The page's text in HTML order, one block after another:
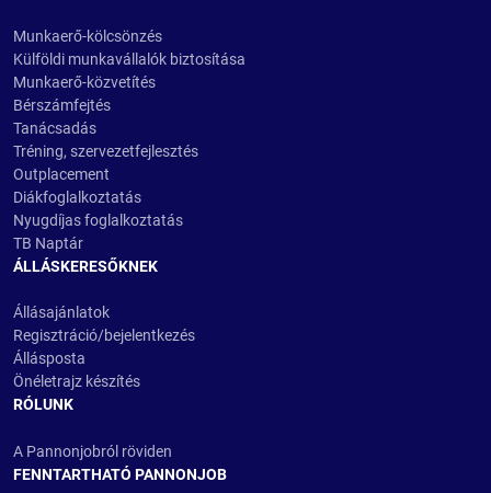
Munkaerő-kölcsönzés
Külföldi munkavállalók biztosítása
Munkaerő-közvetítés
Bérszámfejtés
Tanácsadás
Tréning, szervezetfejlesztés
Outplacement
Diákfoglalkoztatás
Nyugdíjas foglalkoztatás
TB Naptár
ÁLLÁSKERESŐKNEK
Állásajánlatok
Regisztráció/bejelentkezés
Állásposta
Önéletrajz készítés
RÓLUNK
A Pannonjobról röviden
FENNTARTHATÓ PANNONJOB